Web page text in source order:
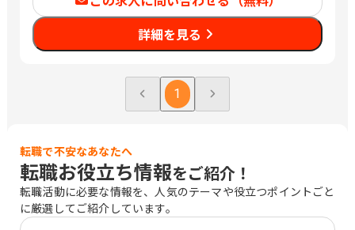
詳細を見る
1
転職で不安なあなたへ
転職お役立ち情報をご紹介！
転職活動に必要な情報を、人気のテーマや役立つポイントごと
に厳選してご紹介しています。